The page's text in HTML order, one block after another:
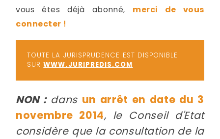
vous êtes déjà abonné, merci de vous
connecter !
TOUTE LA JURISPRUDENCE EST DISPONIBLE
SURWWW.JURIPREDIS.COM
NON :dans un arrêt en date du 3
novembre 2014, le Conseil d'Etat
considère que la consultation de la